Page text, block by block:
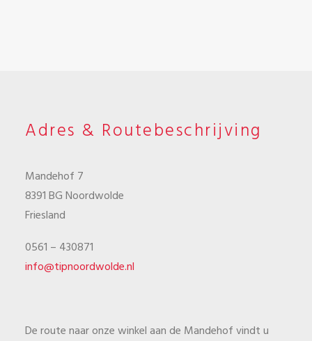
Adres & Routebeschrijving
Mandehof 7
8391 BG Noordwolde
Friesland
0561 – 430871
info@tipnoordwolde.nl
De route naar onze winkel aan de Mandehof vindt u